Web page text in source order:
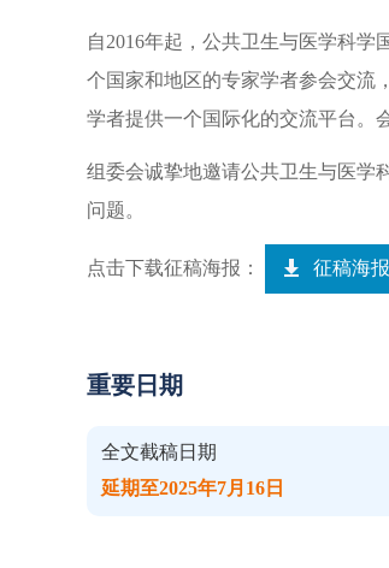
自2016年起，公共卫生与医学科
个国家和地区的专家学者参会交流
学者提供一个国际化的交流平台。
组委会诚挚地邀请公共卫生与医学
问题。
点击下载征稿海报： 征稿海
重要日期
全文截稿日期
延期至2025年7月16日